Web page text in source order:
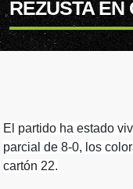
REZUSTA EN
El partido ha estado
parcial de 8-0, los
cartón 22.